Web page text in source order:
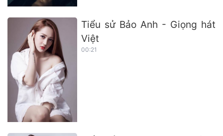
Tiểu sử Bảo Anh - Giọng hát
Việt
00:21